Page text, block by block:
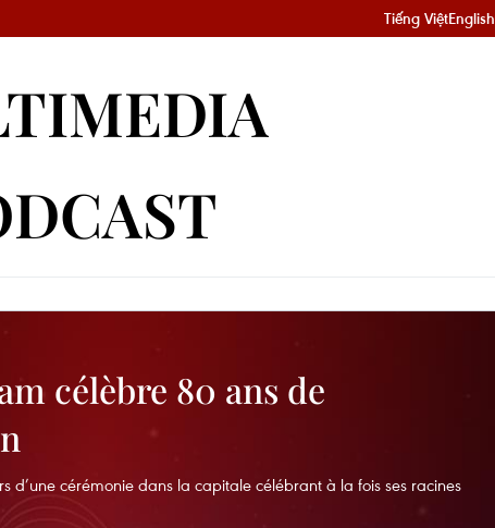
Tiếng ViệtEnglish
célèbre 80 ans de
cérémonie dans la capitale célébrant à la fois ses racines